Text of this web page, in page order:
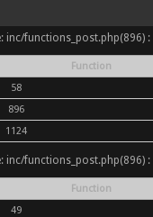
functions_post.php(896) :
Function
58
896
1124
functions_post.php(896) :
Function
49